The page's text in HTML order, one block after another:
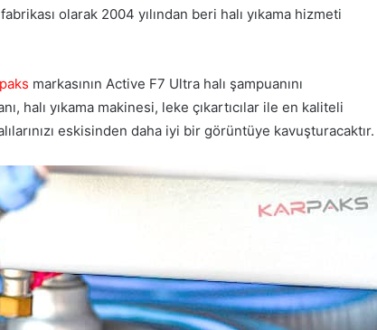
olarak 2004 yılından beri halı yıkama hizmeti
markasının Active F7 Ultra halı şampuanını
halı yıkama makinesi, leke çıkartıcılar ile en kaliteli
eskisinden daha iyi bir görüntüye kavuşturacaktır.